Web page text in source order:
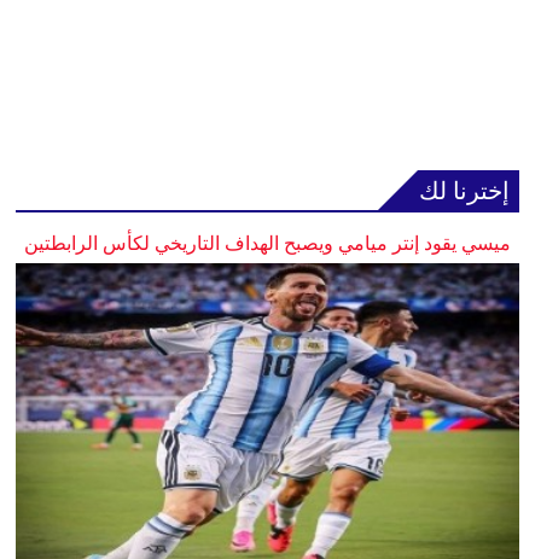
إخترنا لك
ميسي يقود إنتر ميامي ويصبح الهداف التاريخي لكأس الرابطتين